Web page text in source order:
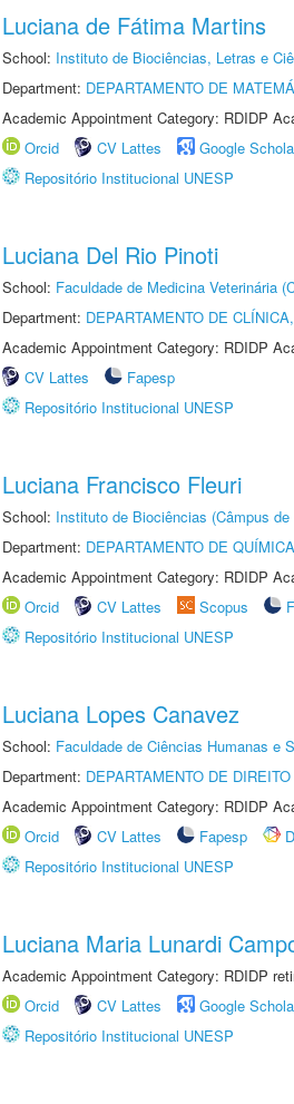
Luciana de Fátima Martins
School: Instituto de Biociências, Letras e
Department: DEPARTAMENTO DE
Academic Appointment Category: RDIDP
Orcid
CV Lattes Google
Repositório Institucional UNESP
Luciana Del Rio Pinoti
School: Faculdade de Medicina Veterinária
Department: DEPARTAMENTO DE
Academic Appointment Category: RDIDP
CV Lattes
Fapesp
Repositório Institucional UNESP
Luciana Francisco Fleuri
School: Instituto de Biociências (Câmpus
Department: DEPARTAMENTO DE
Academic Appointment Category: RDIDP
Orcid
CV Lattes Scopus
Repositório Institucional UNESP
Luciana Lopes Canavez
School: Faculdade de Ciências Humanas e
Department: DEPARTAMENTO DE
Academic Appointment Category: RDIDP
Orcid
CV Lattes Fapesp
Repositório Institucional UNESP
Luciana Maria Lunardi
Academic Appointment Category: RDIDP
Orcid
CV Lattes Google
Repositório Institucional UNESP